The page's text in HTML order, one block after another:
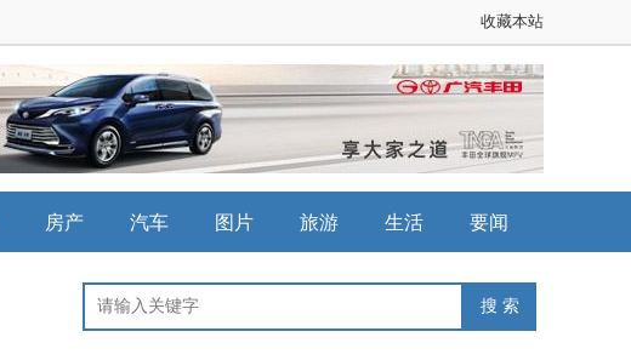
收藏本站
房产 汽车 图片 旅游 生活 要闻